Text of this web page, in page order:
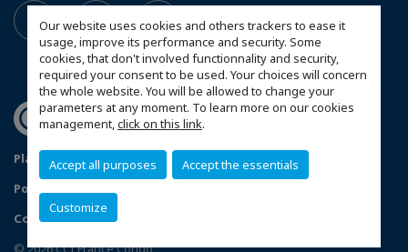
Our website uses cookies and others trackers to ease it
usage, improve its performance and security. Some
cookies, that don't involved functionnality and security,
required your consent to be used. Your choices will concern
the whole website. You will be allowed to change your
parameters at any moment. To learn more on our cookies
management,click on this link.
Accept all purposes Accept the essentials
Customize
Plan du site
Mentions légales
Politique de confidentialité
Configurer vos préférences cookies
© 2026 CCI France Congo